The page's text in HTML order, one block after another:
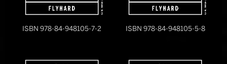
ISBN 978-84-948105-7-2 ISBN 978-84-948105-5-8